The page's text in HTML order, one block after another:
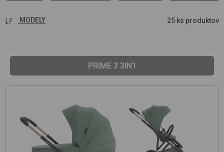
MODELY 25 ks produktov
PRIME 3 3IN1